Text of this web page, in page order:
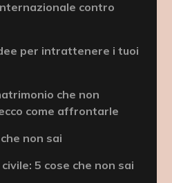
contro
per intrattenere i tuoi
che non
come affrontarle
non sai
5 cose che non sai